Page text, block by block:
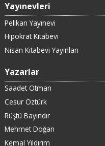
Yayınevleri
Pelikan Yayınevi
Hipokrat Kitabevi
Nisan Kitabevi Yayınları
Yazarlar
Saadet Otman
Cesur Öztürk
Rüştü Bayındır
Mehmet Doğan
Kemal Yıldırım